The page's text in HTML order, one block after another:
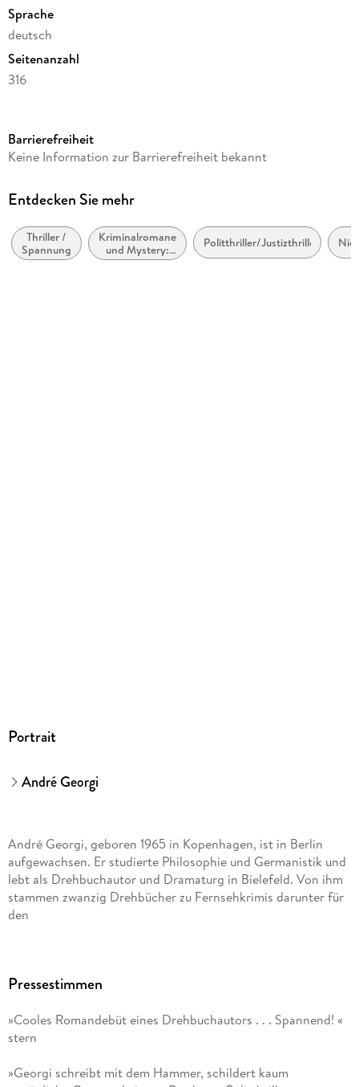
Sprache
deutsch
Seitenanzahl
316
Autor/Autorin
Verlag/Hersteller
Produktart
kartoniert
Barrierefreiheit
Keine Information zur Barrierefreiheit bekannt
Entdecken Sie mehr
Thriller /
Spannung
Kriminalromane
und Mystery:
weibliche
Politthriller/Justizthriller
Portrait
André Georgi
André Georgi, geboren 1965 in Kopenhagen, ist in Berlin
aufgewachsen. Er studierte Philosophie und Germanistik und
lebt als Drehbuchautor und Dramaturg in Bielefeld. Von ihm
stammen zwanzig Drehbücher zu Fernsehkrimis darunter für
den
, für
Bella Block
von Schirach und Siegfried Lenz.
Pressestimmen
»Cooles Romandebüt eines Drehbuchautors . . . Spannend! «
stern
»Georgi schreibt mit dem Hammer, schildert kaum